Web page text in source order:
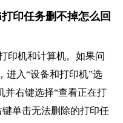
印任务删不掉怎么回
印机和计算机。如果问
进入“设备和打印机”选
并右键选择“查看正在打
单击无法删除的打印任